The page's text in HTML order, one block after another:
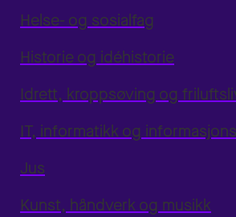
Helse- og sosialfag
Historie og idéhistorie
Idrett, kroppsøving og
IT, informatikk og
Jus
Kunst, håndverk og musikk